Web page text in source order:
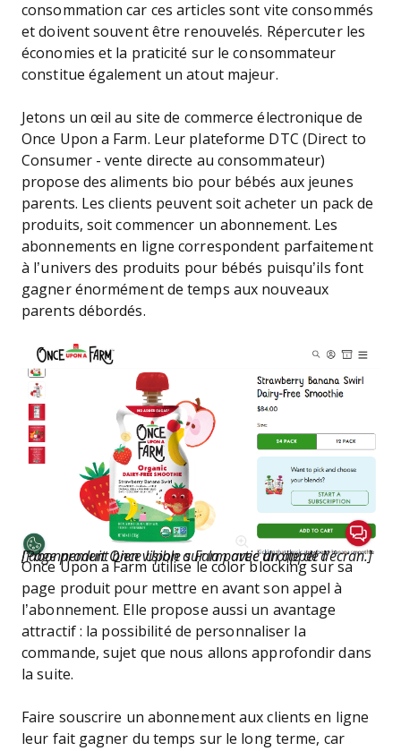
consommation car ces articles sont vite consommés
et doivent souvent être renouvelés. Répercuter les
économies et la praticité sur le consommateur
constitue également un atout majeur.
Jetons un œil au site de commerce électronique de
Once Upon a Farm. Leur plateforme DTC (Direct to
Consumer - vente directe au consommateur)
propose des aliments bio pour bébés aux jeunes
parents. Les clients peuvent soit acheter un pack de
produits, soit commencer un abonnement. Les
abonnements en ligne correspondent parfaitement
à l’univers des produits pour bébés puisqu’ils font
gagner énormément de temps aux nouveaux
parents débordés.
[Page produit Once Upon a Farm avec un appel à l’abonnement bien visible sur la partie droite de l’écran.]
Once Upon a Farm utilise le color blocking sur sa
page produit pour mettre en avant son appel à
l’abonnement. Elle propose aussi un avantage
attractif : la possibilité de personnaliser la
commande, sujet que nous allons approfondir dans
la suite.
Faire souscrire un abonnement aux clients en ligne
leur fait gagner du temps sur le long terme, car